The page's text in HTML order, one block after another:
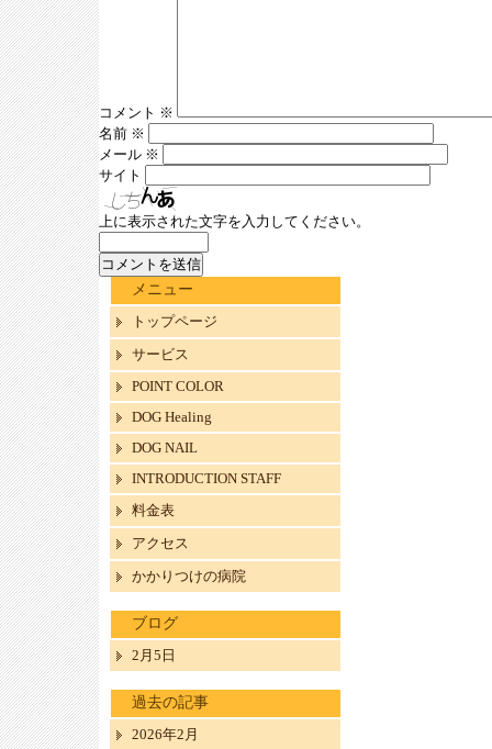
コメント ※
名前 ※
メール ※
サイト
上に表示された文字を入力してください。
メニュー
トップページ
サービス
POINT COLOR
DOG Healing
DOG NAIL
INTRODUCTION STAFF
料金表
アクセス
かかりつけの病院
ブログ
2月5日
過去の記事
2026年2月